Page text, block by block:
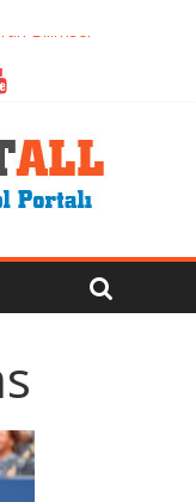
Bilimsel
Kim?